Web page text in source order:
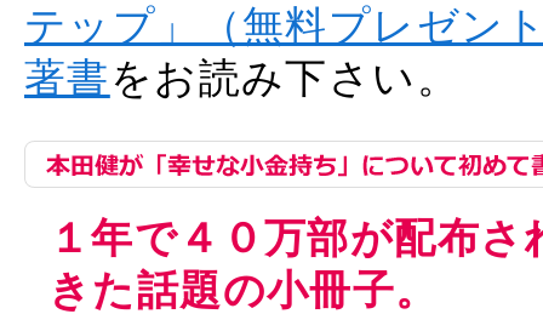
テップ」（無料プレゼン
著書をお読み下さい。
１年で４０万部が配布
きた話題の小冊子。